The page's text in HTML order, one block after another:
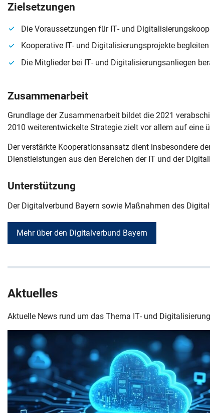
Navigation überspringen
Zur Navigation
Zum Seitenende
Zielsetzungen
Die Voraussetzungen für IT- und
Kooperative IT- und Digitalisierungsprojekte
Die Mitglieder bei IT- und Digitalisierungsanliegen
Zusammenarbeit
Grundlage der Zusammenarbeit bildet die 2021
2010 weiterentwickelte Strategie zielt vor allem auf eine
Der verstärkte Kooperationsansatz dient insbesondere
Dienstleistungen aus den Bereichen der IT und der
Unterstützung
Der Digitalverbund Bayern sowie Maßnahmen des
Mehr über den Digitalverbund Bayern
Aktuelles
Aktuelle News rund um das Thema IT- und